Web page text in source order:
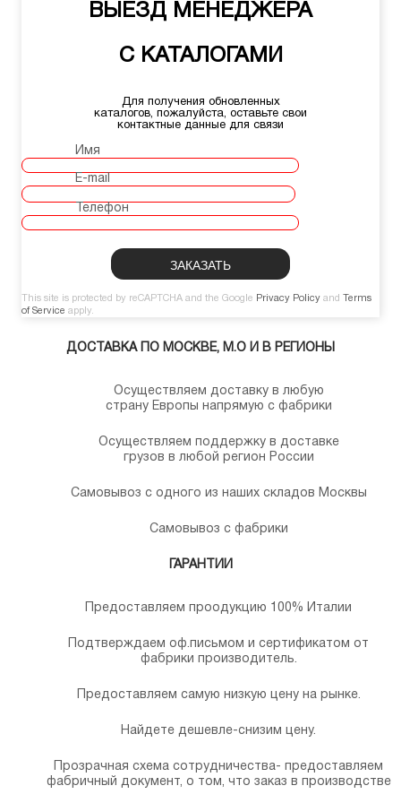
ВЫЕЗД МЕНЕДЖЕРА
С КАТАЛОГАМИ
Для получения обновленных
каталогов, пожалуйста, оставьте свои
контактные данные для связи
Имя
E-mail
Телефон
This site is protected by reCAPTCHA and the Google Privacy Policy and
Terms
of Service apply.
ДОСТАВКА ПО МОСКВЕ, М.О И В РЕГИОНЫ
Осуществляем доставку в любую
страну Европы напрямую с фабрики
Осуществляем поддержку в доставке
грузов в любой регион России
Самовывоз с одного из наших складов Москвы
Самовывоз с фабрики
ГАРАНТИИ
Предоставляем проодукцию 100% Италии
Подтверждаем оф.письмом и сертификатом от
фабрики производитель.
Предоставляем самую низкую цену на рынке.
Найдете дешевле-снизим цену.
Прозрачная схема сотрудничества- предоставляем
фабричный документ, о том, что заказ в производстве